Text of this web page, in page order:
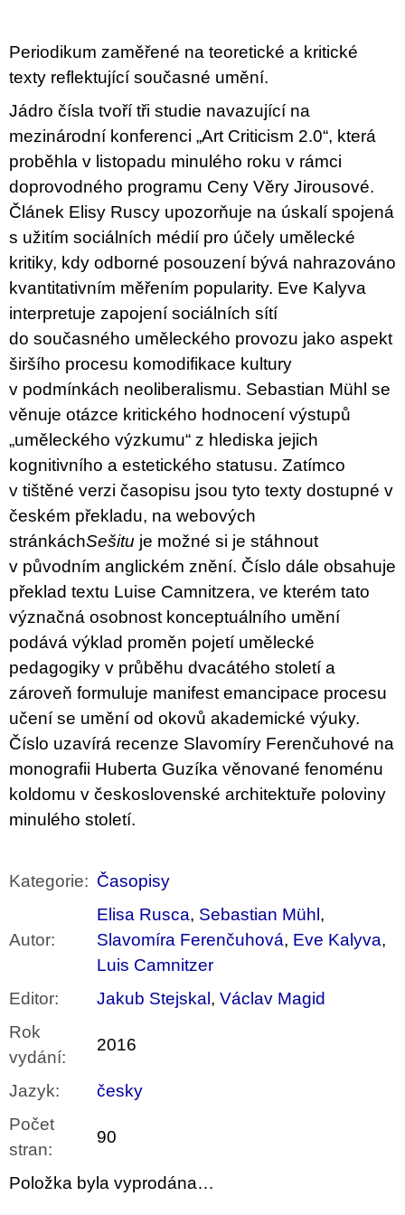
Periodikum zaměřené na teoretické a kritické
texty reflektující současné umění.
Jádro čísla tvoří tři studie navazující na
mezinárodní konferenci „Art Criticism 2.0“, která
proběhla v listopadu minulého roku v rámci
doprovodného programu Ceny Věry Jirousové.
Článek Elisy Ruscy upozorňuje na úskalí spojená
s užitím sociálních médií pro účely umělecké
kritiky, kdy odborné posouzení bývá nahrazováno
kvantitativním měřením popularity. Eve Kalyva
interpretuje zapojení sociálních sítí
do současného uměleckého provozu jako aspekt
širšího procesu komodifikace kultury
v podmínkách neoliberalismu. Sebastian Mühl se
věnuje otázce kritického hodnocení výstupů
„uměleckého výzkumu“ z hlediska jejich
kognitivního a estetického statusu. Zatímco
v tištěné verzi časopisu jsou tyto texty dostupné v
českém překladu, na webových
stránkáchSešitu je možné si je stáhnout
v původním anglickém znění. Číslo dále obsahuje
překlad textu Luise Camnitzera, ve kterém tato
význačná osobnost konceptuálního umění
podává výklad proměn pojetí umělecké
pedagogiky v průběhu dvacátého století a
zároveň formuluje manifest emancipace procesu
učení se umění od okovů akademické výuky.
Číslo uzavírá recenze Slavomíry Ferenčuhové na
monografii Huberta Guzíka věnované fenoménu
koldomu v československé architektuře poloviny
minulého století.
Kategorie: Časopisy
Autor:
Elisa Rusca, Sebastian Mühl ,
Slavomíra Ferenčuhová, Eve Kalyva,
Luis Camnitzer
Editor: Jakub Stejskal , Václav Magid
Rok
vydání:
2016
Jazyk:
česky
Počet
stran:
90
Položka byla vyprodána…
m
e
VÝVAR
NEJEN
RECEPTY
SNESITELNĚJŠÍ
KLIMA
300
Kč
Původně:
Kč